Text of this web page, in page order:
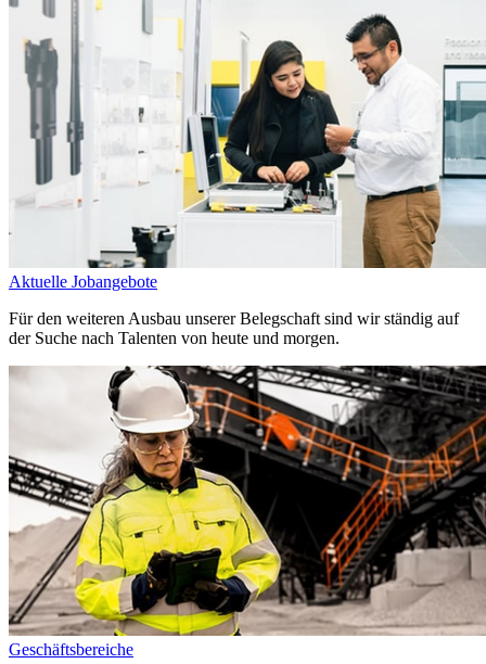
Aktuelle Jobangebote
Für den weiteren Ausbau unserer Belegschaft sind wir ständig auf
der Suche nach Talenten von heute und morgen.
Geschäftsbereiche